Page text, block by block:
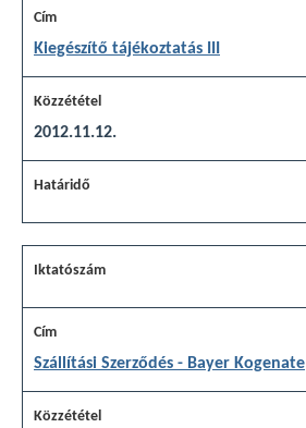
Kiegészítő tájékoztatás III
2012.11.12.
Szállítási Szerződés - Bayer Kogenate